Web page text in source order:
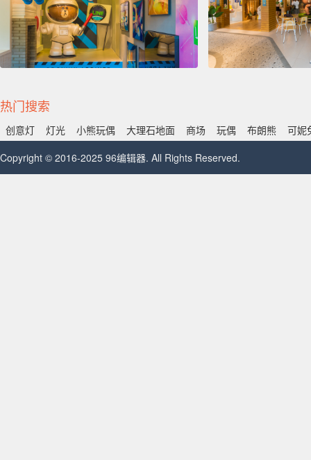
热门搜索
创意灯 灯光 小熊玩偶 大理石地面 商场 玩偶 布朗熊
可妮
Copyright © 2016-2025 96编辑器. All Rights Reserved.